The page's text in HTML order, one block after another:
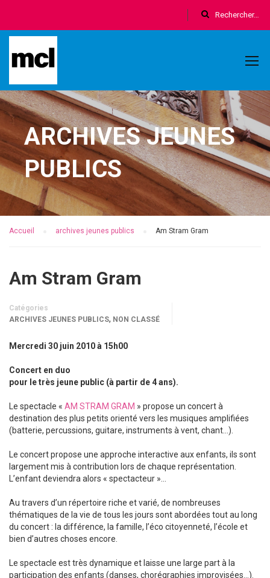
ARCHIVES JEUNES
PUBLICS
Accueil archives jeunes publics Am Stram Gram
Am Stram Gram
Catégories
ARCHIVES JEUNES PUBLICS, NON CLASSÉ
Mercredi 30 juin 2010 à 15h00
Concert en duo
pour le très jeune public (à partir de 4 ans).
Le spectacle « AM STRAM GRAM » propose un concert à
destination des plus petits orienté vers les musiques amplifiées
(batterie, percussions, guitare, instruments à vent, chant…).
Le concert propose une approche interactive aux enfants, ils sont
largement mis à contribution lors de chaque représentation.
L’enfant deviendra alors « spectacteur »…
Au travers d’un répertoire riche et varié, de nombreuses
thématiques de la vie de tous les jours sont abordées tout au long
du concert : la différence, la famille, l’éco citoyenneté, l’école et
bien d’autres choses encore.
Le spectacle est très dynamique et laisse une large part à la
participation des enfants (danses, chorégraphies improvisées…).